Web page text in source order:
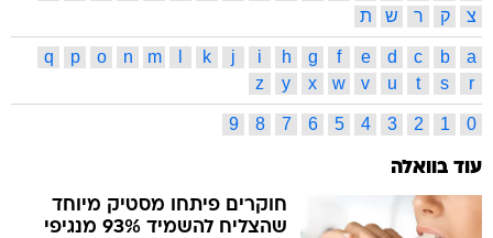
צ
ק ר ש ת
a
b
c
d
e
f
g
h
i
j
k
m
n
o
p
q
r
s
t
u
v
w
x
y
z
0
1
2
3
4
5
6
7
8
9
עוד בוואלה
חוקרים פיתחו מסטיק מיוחד
שהצליח להשמיד 93% מנגיפי